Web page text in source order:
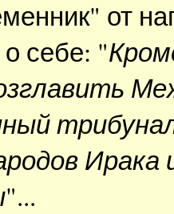
от
себе: "
Ирака
"...